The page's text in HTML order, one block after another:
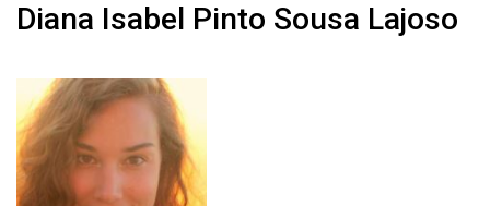
Diana Isabel Pinto Sousa Lajoso